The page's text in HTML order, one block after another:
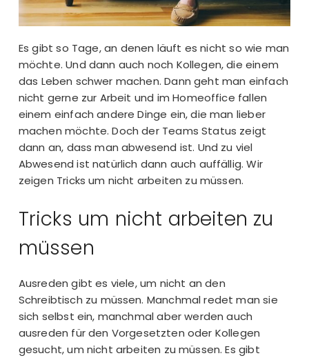
Es gibt so Tage, an denen läuft es nicht so wie man
möchte. Und dann auch noch Kollegen, die einem
das Leben schwer machen. Dann geht man einfach
nicht gerne zur Arbeit und im Homeoffice fallen
einem einfach andere Dinge ein, die man lieber
machen möchte. Doch der Teams Status zeigt
dann an, dass man abwesend ist. Und zu viel
Abwesend ist natürlich dann auch auffällig. Wir
zeigen Tricks um nicht arbeiten zu müssen.
Tricks um nicht arbeiten zu
müssen
Ausreden gibt es viele, um nicht an den
Schreibtisch zu müssen. Manchmal redet man sie
sich selbst ein, manchmal aber werden auch
ausreden für den Vorgesetzten oder Kollegen
gesucht, um nicht arbeiten zu müssen. Es gibt